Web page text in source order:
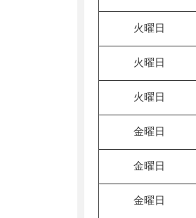
火曜日
火曜日
火曜日
金曜日
金曜日
金曜日